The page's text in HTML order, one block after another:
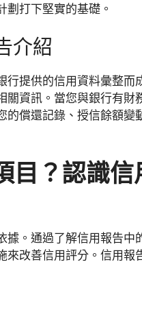
劃打下堅實的基礎。
介紹
提供的信用資料彙整而
資訊。當您與銀行有財
償還記錄、授信餘額變
目？認識
。通過了解信用報告中
改善信用評分。信用報